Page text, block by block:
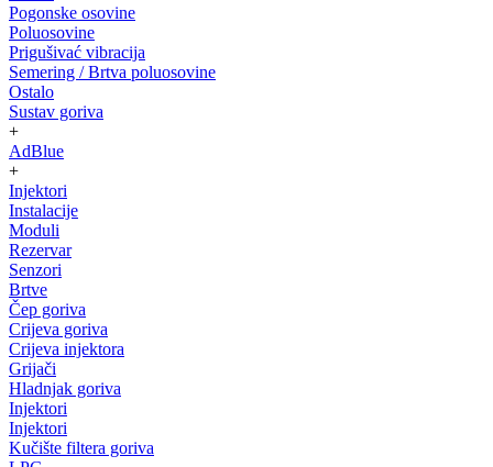
Pogonske osovine
Poluosovine
Prigušivać vibracija
Semering / Brtva poluosovine
Ostalo
Sustav goriva
+
AdBlue
+
Injektori
Instalacije
Moduli
Rezervar
Senzori
Brtve
Čep goriva
Crijeva goriva
Crijeva injektora
Grijači
Hladnjak goriva
Injektori
Injektori
Kučište filtera goriva